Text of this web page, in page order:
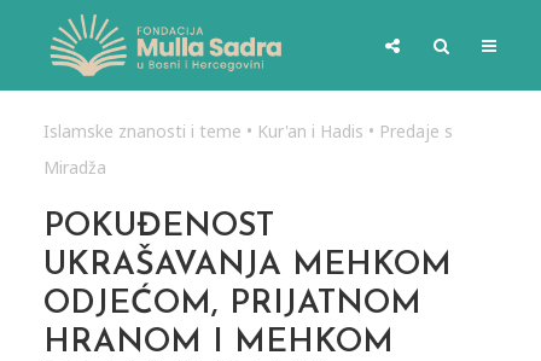
Islamske znanosti i teme • Kur'an i Hadis • Predaje s
Miradža
POKUĐENOST
UKRAŠAVANJA MEHKOM
ODJEĆOM, PRIJATNOM
HRANOM I MEHKOM